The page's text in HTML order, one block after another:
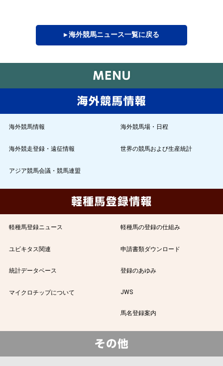
▸ 海外競馬ニュース一覧に戻る
海外競馬情報 海外競馬場・日程
海外競走登録・遠征情報 世界の競馬および生産統計
アジア競馬会議・競馬連盟
軽種馬登録ニュース 軽種馬の登録の仕組み
ユビキタス関連 申請書類ダウンロード
統計データベース 登録のあゆみ
マイクロチップについて JWS
馬名登録案内